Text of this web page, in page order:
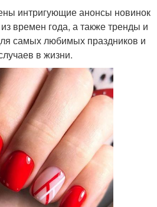
интригующие анонсы новинок
времен года, а также тренды и
самых любимых праздников и
в жизни.